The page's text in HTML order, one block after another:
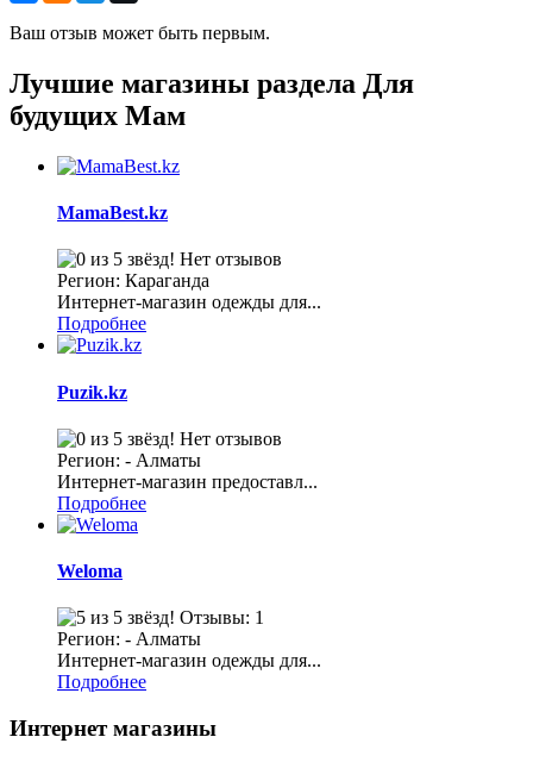
Ваш отзыв может быть первым.
Лучшие магазины раздела Для
будущих Мам
MamaBest.kz
Нет отзывов
Регион: Караганда
Интернет-магазин одежды для...
Подробнее
Puzik.kz
Нет отзывов
Регион: - Алматы
Интернет-магазин предоставл...
Подробнее
Weloma
Отзывы: 1
Регион: - Алматы
Интернет-магазин одежды для...
Подробнее
Интернет магазины